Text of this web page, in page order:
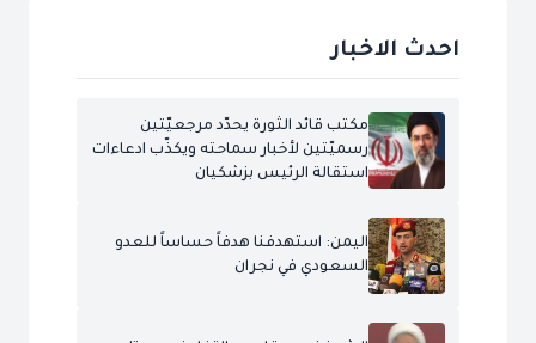
احدث الاخبار
مكتب قائد الثورة يحدّد مرجعيّتين
رسميّتين لأخبار سماحته ويكذّب ادعاءات
استقالة الرئيس بزشكيان
اليمن: استهدفنا هدفاً حساساً للعدو
السعودي في نجران